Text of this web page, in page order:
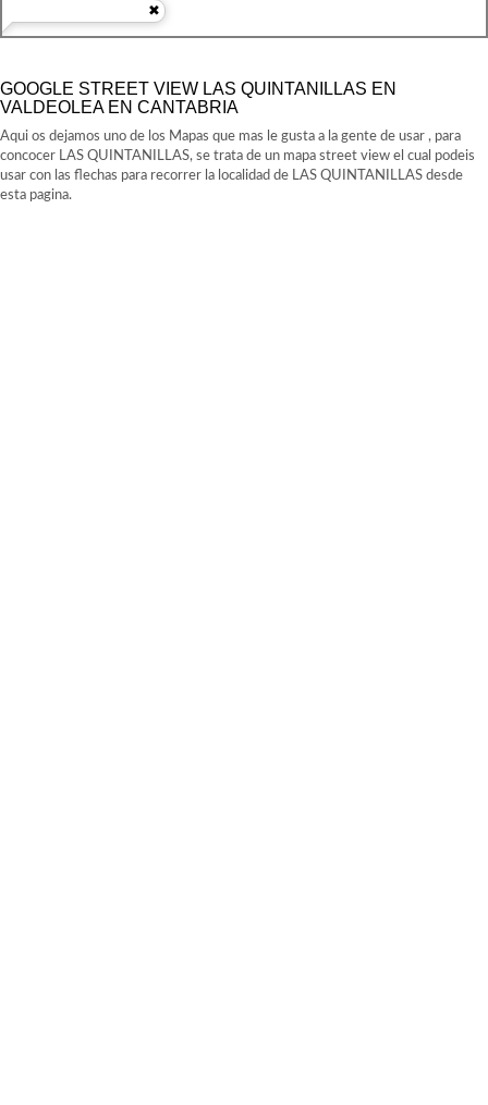
GOOGLE STREET VIEW LAS QUINTANILLAS EN
VALDEOLEA EN CANTABRIA
Aqui os dejamos uno de los Mapas que mas le gusta a la gente de usar , para
concocer LAS QUINTANILLAS, se trata de un mapa street view el cual podeis
usar con las flechas para recorrer la localidad de LAS QUINTANILLAS desde
esta pagina.